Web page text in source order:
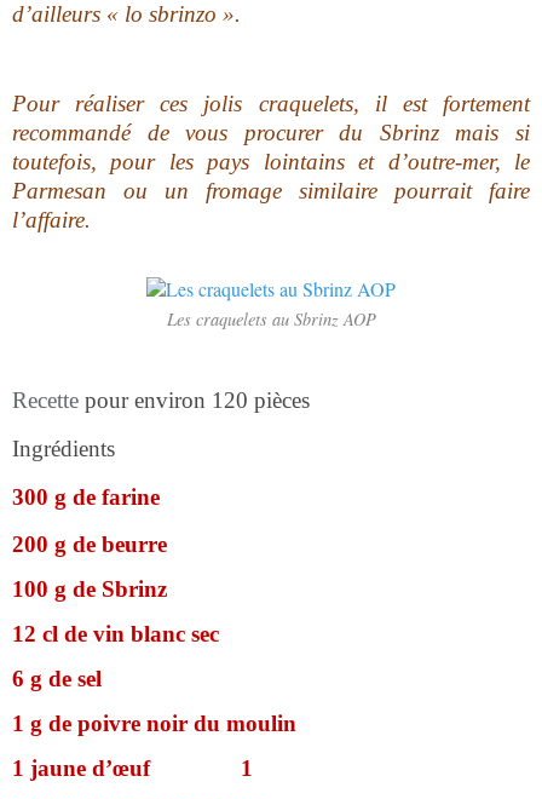
d’ailleurs « lo sbrinzo ».
Pour réaliser ces jolis craquelets, il est fortement
recommandé de vous procurer du Sbrinz mais si
toutefois, pour les pays lointains et d’outre-mer, le
Parmesan ou un fromage similaire pourrait faire
l’affaire.
Les craquelets au Sbrinz AOP
Recette pour environ 120 pièces
Ingrédients
300 g de farine
200 g de beurre
100 g de Sbrinz
12 cl de vin blanc sec
6 g de sel
1 g de poivre noir du moulin
1 jaune d’œuf 1